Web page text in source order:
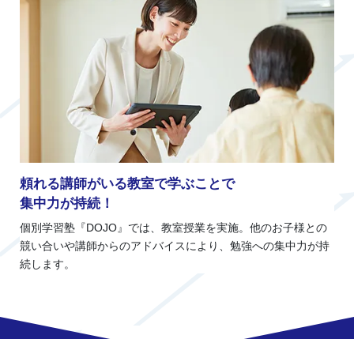
頼れる講師がいる教室で学ぶことで
集中力が持続！
個別学習塾『DOJO』では、教室授業を実施。他のお子様との
競い合いや講師からのアドバイスにより、勉強への集中力が持
続します。